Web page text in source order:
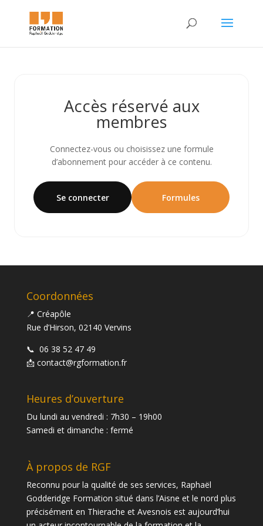
Accès réservé aux
membres
Connectez-vous ou choisissez une formule
d’abonnement pour accéder à ce contenu.
Se connecter Formules
Coordonnées
📍 Créapôle
Rue d’Hirson, 02140 Vervins
📞 06 38 52 47 49
📩 contact@rgformation.fr
Heures d’ouverture
Du lundi au vendredi : 7h30 – 19h00
Samedi et dimanche : fermé
À propos de RGF
Reconnu pour la qualité de ses services, Raphaël
Godderidge Formation situé dans l’Aisne et le nord plus
précisément en Thierache et Avesnois est aujourd’hui